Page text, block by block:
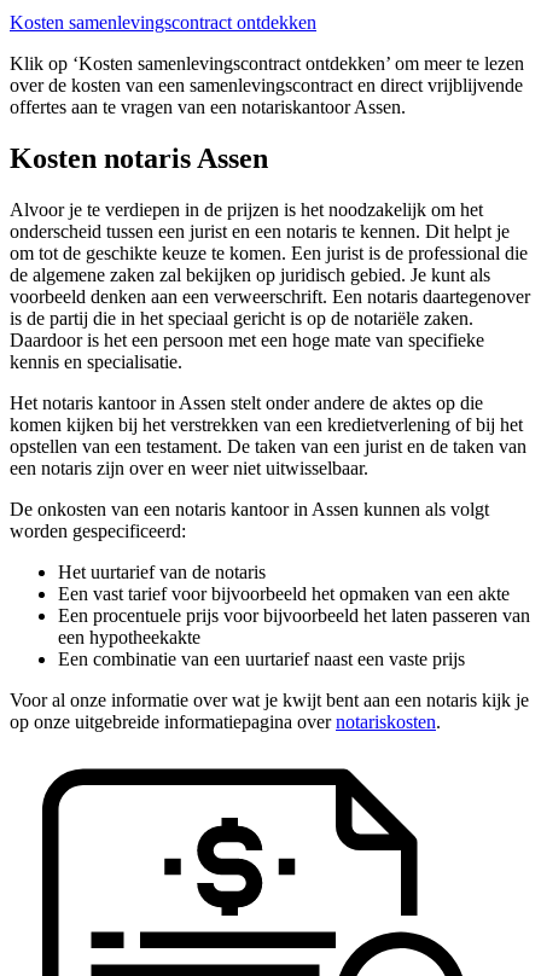
Kosten samenlevingscontract ontdekken
Klik op ‘Kosten samenlevingscontract ontdekken’ om meer te lezen
over de kosten van een samenlevingscontract en direct vrijblijvende
offertes aan te vragen van een notariskantoor Assen.
Kosten notaris Assen
Alvoor je te verdiepen in de prijzen is het noodzakelijk om het
onderscheid tussen een jurist en een notaris te kennen. Dit helpt je
om tot de geschikte keuze te komen. Een jurist is de professional die
de algemene zaken zal bekijken op juridisch gebied. Je kunt als
voorbeeld denken aan een verweerschrift. Een notaris daartegenover
is de partij die in het speciaal gericht is op de notariële zaken.
Daardoor is het een persoon met een hoge mate van specifieke
kennis en specialisatie.
Het notaris kantoor in Assen stelt onder andere de aktes op die
komen kijken bij het verstrekken van een kredietverlening of bij het
opstellen van een testament. De taken van een jurist en de taken van
een notaris zijn over en weer niet uitwisselbaar.
De onkosten van een notaris kantoor in Assen kunnen als volgt
worden gespecificeerd:
Het uurtarief van de notaris
Een vast tarief voor bijvoorbeeld het opmaken van een akte
Een procentuele prijs voor bijvoorbeeld het laten passeren van
een hypotheekakte
Een combinatie van een uurtarief naast een vaste prijs
Voor al onze informatie over wat je kwijt bent aan een notaris kijk je
op onze uitgebreide informatiepagina overnotariskosten.